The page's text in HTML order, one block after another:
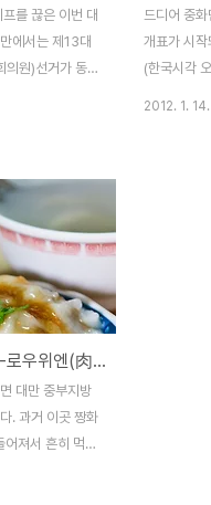
를 끊은 이번 대
에서는 제13대
의원)선거가 동시
보는 45.6% 득
는 51.6 % 득표
우 총통이 연임
의 공략을 간단
년부터 대만의
록 할 것이라고
경, 평균수명, 어
들을 포함하게 된
의 업무부담을 가
드디어 중
개표가 시
(한국시각
2012. 1. 14.
대만의 먹거리 탐방 -로우위엔(肉圓)
대만 중부지방
. 과거 이곳 짱화
져서 흔히 먹는